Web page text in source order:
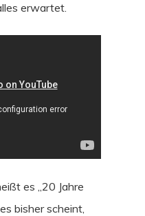
erwartet.
es „20 Jahre
bisher scheint,